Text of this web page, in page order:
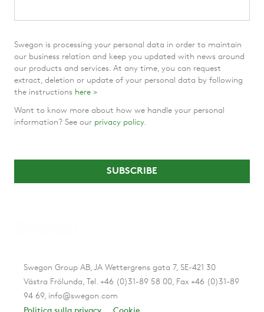
Swegon is processing your personal data in order to maintain
our business relation and keep you updated with news around
our products and services. At any time, you can request
extract, deletion or update of your personal data by following
the instructions here >
Want to know more about how we handle your personal
information? See our privacy policy.
Swegon Group AB, JA Wettergrens gata 7, SE-421 30
Västra Frölunda, Tel. +46 (0)31-89 58 00, Fax +46 (0)31-89
94 69, info@swegon.com